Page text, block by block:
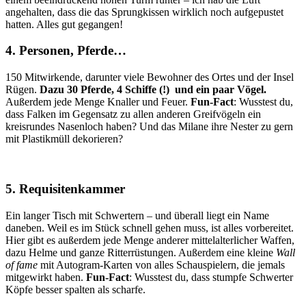
angehalten, dass die das Sprungkissen wirklich noch aufgepustet
hatten. Alles gut gegangen!
4. Personen, Pferde…
150 Mitwirkende, darunter viele Bewohner des Ortes und der Insel
Rügen. Dazu 30 Pferde, 4 Schiffe (!) und ein paar Vögel.
Außerdem jede Menge Knaller und Feuer. Fun-Fact: Wusstest du,
dass Falken im Gegensatz zu allen anderen Greifvögeln ein
kreisrundes Nasenloch haben? Und das Milane ihre Nester zu gern
mit Plastikmüll dekorieren?
5. Requisitenkammer
Ein langer Tisch mit Schwertern – und überall liegt ein Name
daneben. Weil es im Stück schnell gehen muss, ist alles vorbereitet.
Hier gibt es außerdem jede Menge anderer mittelalterlicher Waffen,
dazu Helme und ganze Ritterrüstungen. Außerdem eine kleine Wall
of fame mit Autogram-Karten von alles Schauspielern, die jemals
mitgewirkt haben. Fun-Fact: Wusstest du, dass stumpfe Schwerter
Köpfe besser spalten als scharfe.